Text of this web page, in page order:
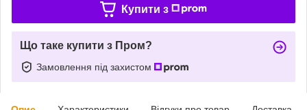
Купити з
Що таке купити з Пром?
Замовлення під захистом